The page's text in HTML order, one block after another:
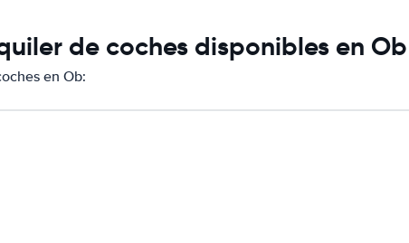
de coches disponibles en Ob
en Ob: